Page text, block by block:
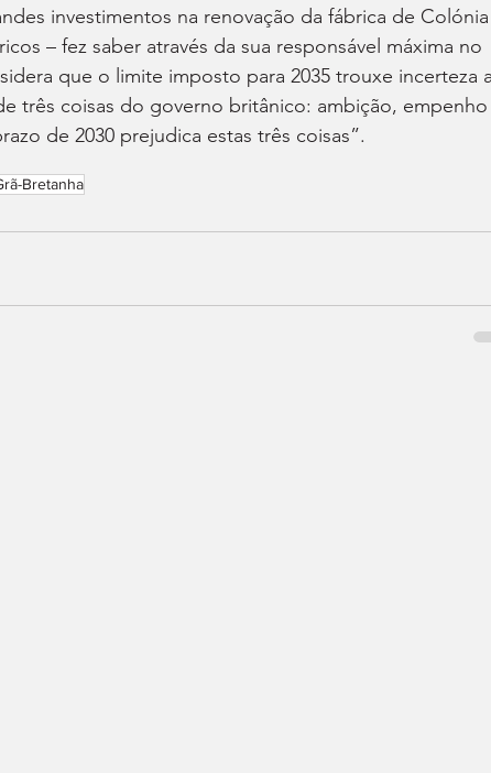
investimentos na renovação da fábrica de Colónia
– fez saber através da sua responsável máxima no
que o limite imposto para 2035 trouxe incerteza
três coisas do governo britânico: ambição, empenho
de 2030 prejudica estas três coisas”.
Bretanha